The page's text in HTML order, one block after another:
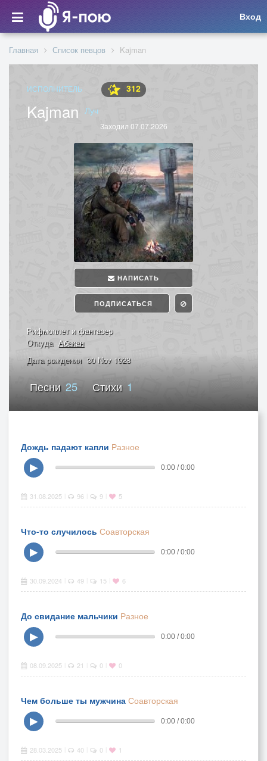
Вход
Главная Список певцов Kajman
ИСПОЛНИТЕЛЬ 312
Kajman Луч
Заходил 07.07.2026
НАПИСАТЬ
ПОДПИСАТЬСЯ
Рифмоплет и фантазер
Откуда Абакан
Дата рождения 30 Nov 1928
Песни 25 Стихи 1
Дождь падают капли Разное
▶
0:00 / 0:00
31.08.2025 96 9 5
Что-то случилось Соавторская
▶
0:00 / 0:00
30.09.2024 49 15 6
До свидание мальчики Разное
▶
0:00 / 0:00
08.09.2025 21 0 0
Чем больше ты мужчина Соавторская
▶
0:00 / 0:00
28.03.2025 40 0 1